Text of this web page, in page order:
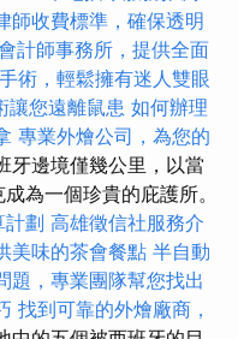
師收費標準，確保透明
計師事務所，提供全面
術，輕鬆擁有迷人雙眼
讓您遠離鼠患 如何辦理
專業外燴公司，為您的
牙邊境僅幾公里，以當
為一個珍貴的庇護所。
計劃 高雄徵信社服務介
美味的茶會餐點 半自動
題，專業團隊幫您找出
找到可靠的外燴廠商，